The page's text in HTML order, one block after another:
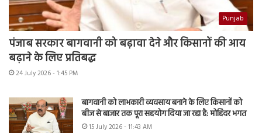
Punjab
पंजाब सरकार बागवानी को बढ़ावा देने और किसानों की आय
बढ़ाने के लिए प्रतिबद्ध
24 July 2026 - 1:45 PM
बागवानी को लाभकारी व्यवसाय बनाने के लिए किसानों को
बीज से बाजार तक पूरा सहयोग दिया जा रहा है: मोहिंदर भगत
15 July 2026 - 11:43 AM